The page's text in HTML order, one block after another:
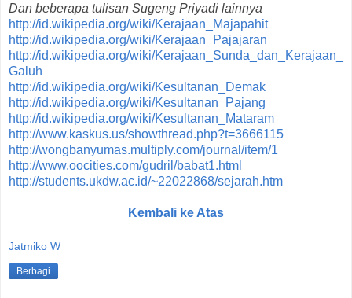
Dan beberapa tulisan Sugeng Priyadi lainnya
http://id.wikipedia.org/wiki/Kerajaan_Majapahit
http://id.wikipedia.org/wiki/Kerajaan_Pajajaran
http://id.wikipedia.org/wiki/Kerajaan_Sunda_dan_Kerajaan_
Galuh
http://id.wikipedia.org/wiki/Kesultanan_Demak
http://id.wikipedia.org/wiki/Kesultanan_Pajang
http://id.wikipedia.org/wiki/Kesultanan_Mataram
http://www.kaskus.us/showthread.php?t=3666115
http://wongbanyumas.multiply.com/journal/item/1
http://www.oocities.com/gudril/babat1.html
http://students.ukdw.ac.id/~22022868/sejarah.htm
Kembali ke Atas
Jatmiko W
Berbagi